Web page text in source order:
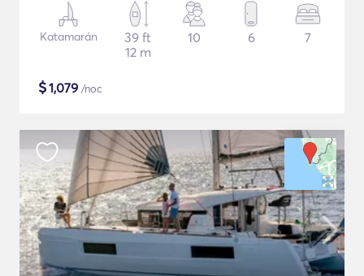
Katamarán
39 ft
12 m
10 6 7
$1,079 /noc